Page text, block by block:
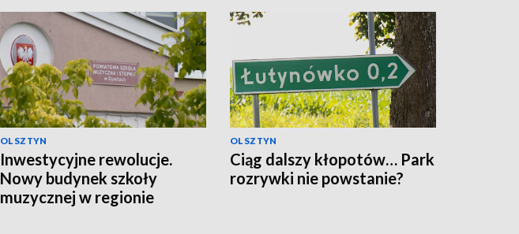
OLSZTYN
Inwestycyjne rewolucje.
Nowy budynek szkoły
muzycznej w regionie
OLSZTYN
Ciąg dalszy kłopotów… Park
rozrywki nie powstanie?